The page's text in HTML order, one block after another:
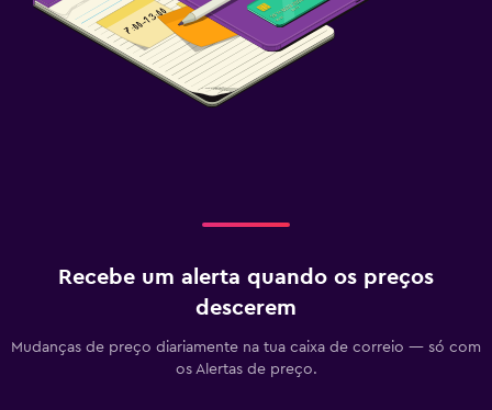
Recebe um alerta quando os preços
descerem
Mudanças de preço diariamente na tua caixa de correio — só com
os Alertas de preço.